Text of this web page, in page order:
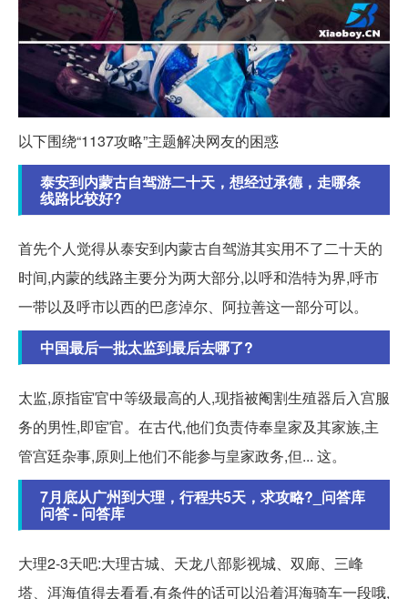
以下围绕“1137攻略”主题解决网友的困惑
泰安到内蒙古自驾游二十天，想经过承德，走哪条
线路比较好?
首先个人觉得从泰安到内蒙古自驾游其实用不了二十天的
时间,内蒙的线路主要分为两大部分,以呼和浩特为界,呼市
一带以及呼市以西的巴彦淖尔、阿拉善这一部分可以。
中国最后一批太监到最后去哪了?
太监,原指宦官中等级最高的人,现指被阉割生殖器后入宫服
务的男性,即宦官。在古代,他们负责侍奉皇家及其家族,主
管宫廷杂事,原则上他们不能参与皇家政务,但... 这。
7月底从广州到大理，行程共5天，求攻略?_问答库
问答 - 问答库
大理2-3天吧:大理古城、天龙八部影视城、双廊、三峰
塔、洱海值得去看看,有条件的话可以沿着洱海骑车一段哦,